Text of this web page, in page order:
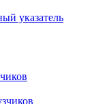
указатель